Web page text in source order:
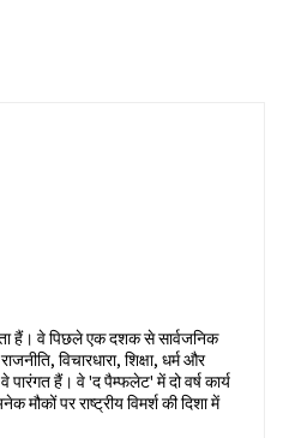
हैं। वे पिछले एक दशक से सार्वजनिक
विचारधारा, शिक्षा, धर्म और
पारंगत हैं। वे 'द पैम्फलेट' में दो वर्ष कार्य
पर राष्ट्रीय विमर्श की दिशा में